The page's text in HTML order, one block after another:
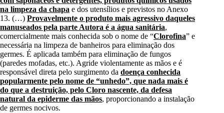
na limpeza da chapa e dos utensílios e previstos no Anexo
13. (…) Provavelmente o produto mais agressivo daqueles
manuseados pela parte Autora é a água sanitária,
comercialmente mais conhecida sob o nome de “Clorofina” e
necessária na limpeza de banheiros para eliminação dos
germes. É aplicada também para eliminação de fungos
(paredes mofadas, etc.). Agride violentamente as mãos e é
responsável direta pelo surgimento da doença conhecida
popularmente pelo nome de “unhedo”, que nada mais é
do que a destruição, pelo Cloro nascente, da defesa
natural da epiderme das mãos, proporcionando a instalação
de germes nocivos.